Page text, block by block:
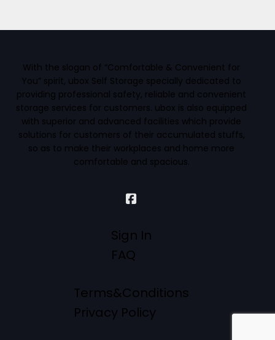
With the slogan of “Comfortable & Convenient for
You” spirit, ubox Self Storage specially dedicated to
providing professional safety, reliable and convenient
storage services for customers. ubox is also equipped
with superior and advanced facilities which provide
solutions for customers of their accumulated stuffs,
so as to make their workplaces and home more
comfortable and spacious.
Sign In
FAQ
Terms&Conditions
Privacy Policy